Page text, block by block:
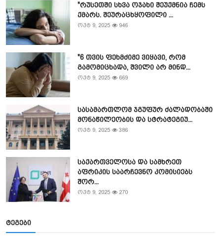
"რუსეთში სხვა ოჯახი შეუქმნია ჩემს
ქმარს. შეურაცხყოფილი ...
ოქტ 9, 2025 946
"6 თვის ფეხმძიმე ვიყავი, რომ
გამომიცხადა, შვილი არ მინდ...
ოქტ 9, 2025 669
სასამართლომ ჯგუფურ ძალადობაში
მონაწილეობის და სტრატეგიუ...
ოქტ 9, 2025 386
საქართველოსა და სამხრეთ
აფრიკის საარჩევნო კომისიებს
შორ...
ოქტ 9, 2025 270
ტეგები